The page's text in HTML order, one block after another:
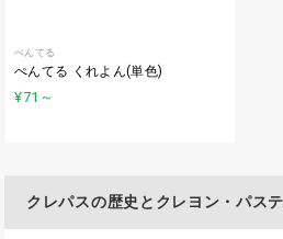
ぺんてる
ぺんてる くれよん(単色)
¥71 ～
クレパスの歴史とクレヨン・パス